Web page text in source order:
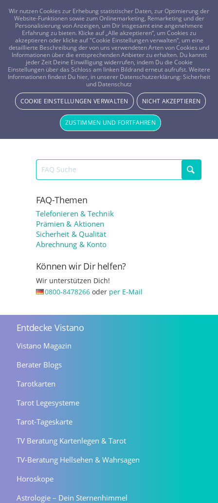
FRAGEN? KOSTENLOS ANRUFEN: 0800-8478266
Ist mein Gratisgespräch nach Gesprächsabbruch verfallen?
Telefonieren & Technik
Nein, natürlich steht es Dir nach wie vor zu. Bitte warte
einfach einige Minuten ab, es wird Deinem Account
nach kurzer Zeit automatisch wieder gut geschrieben.
FAQ-Themen
Telefonieren & Technik
Prämien & Aktionen
Sicherheit & Qualität
Abrechnung & Konto
Können wir Dir helfen?
Wir unterstützen Dich!
0800-8478266oder per E-Mail
Entdecke Vistano
Vistano Magazin
Berater Blogs
Tarotkarten
Tarot Legesysteme
Tarot-Tageskarte
TV Beratung Kartenlegen & Tarot
TV-Beratung Hellsehen & Wahrsagen
Horoskope
Astrologie – Dein Sternenhimmel
Wir nutzen Cookies zur Erhebung statistischer Daten, zur Optimierung der
Website-Funktionen sowie zum Onlinemarketing, Remarketing und der
Personalisierung von Anzeigen, um Dir insgesamt eine angenehmere
Erfahrung zu bieten. Klicke auf „Alle akzeptieren“, um Cookies zu
akzeptieren oder klicke auf "Cookie Einstellungen verwalten“, um eine
detaillierte Beschreibung der von uns verwendeten Arten von Cookies und
Informationen über die entsprechenden Anbieter zu erhalten. Du kannst
jeder Zeit Deine Einwilligung widerrufen, indem Du die Cookie
Einstellungen über das Schloss am linken Bildrand erneut aufrufst. Weitere
Informationen findest Du hier, in unserer Datenschutzerklärung: Sicherheit
und Datenschutz
COOKIE EINSTELLUNGEN VERWALTEN NICHT AKZEPTIEREN
ZUSTIMMEN UND FORTFAHREN